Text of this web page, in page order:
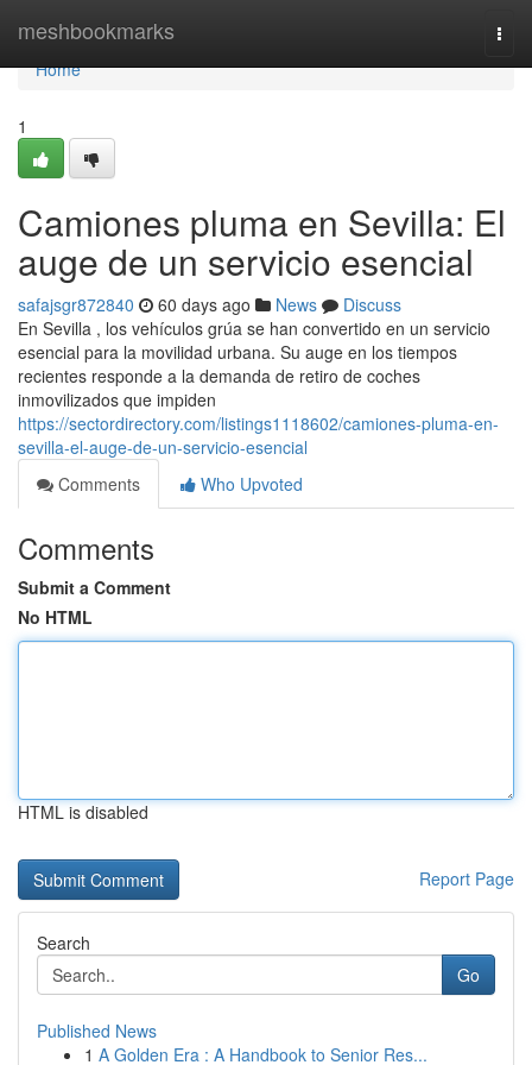
meshbookmarks
Home
Home
1
Camiones pluma en Sevilla: El
auge de un servicio esencial
safajsgr872840 60 days ago News
Discuss
En Sevilla , los vehículos grúa se han convertido en un servicio
esencial para la movilidad urbana. Su auge en los tiempos
recientes responde a la demanda de retiro de coches
inmovilizados que impiden
https://sectordirectory.com/listings1118602/camiones-pluma-en-
sevilla-el-auge-de-un-servicio-esencial
Comments
Who Upvoted
Comments
Submit a Comment
No HTML
HTML is disabled
Report Page
Search
Go
Published News
1 A Golden Era : A Handbook to Senior Res...